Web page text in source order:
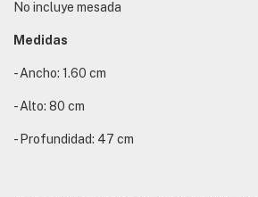
No incluye mesada
Medidas
- Ancho: 1.60 cm
- Alto: 80 cm
- Profundidad: 47 cm